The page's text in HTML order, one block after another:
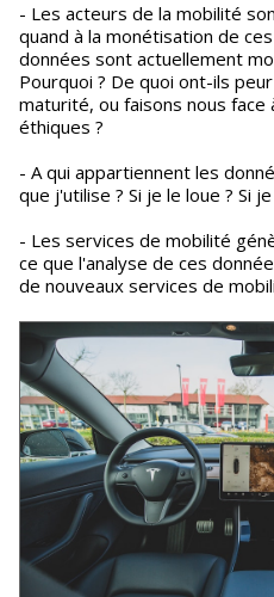
- Les acteurs de la mobilité
quand à la monétisation de
données sont actuellement
Pourquoi ? De quoi ont-ils
maturité, ou faisons nous
éthiques ?
- A qui appartiennent les
que j'utilise ? Si je le loue ? Si
- Les services de mobilité
ce que l'analyse de ces
de nouveaux services de